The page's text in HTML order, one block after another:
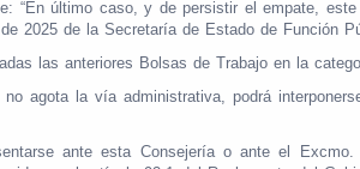
“En último caso, y de persistir el empate,
2025 de la Secretaría de Estado de Función
las anteriores Bolsas de Trabajo en la
no agota la vía administrativa, podrá
ante esta Consejería o ante el